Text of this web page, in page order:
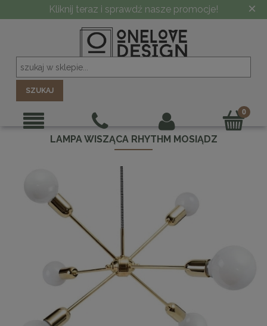
Kliknij teraz i sprawdź nasze promocje! ×
SZUKAJ
LAMPA WISZĄCA RHYTHM MOSIĄDZ